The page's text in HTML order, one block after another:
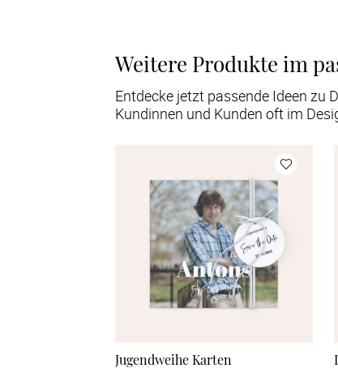
Weitere Produkte im
Entdecke jetzt passende Ideen zu
Kundinnen und Kunden oft im
Jugendweihe Karten